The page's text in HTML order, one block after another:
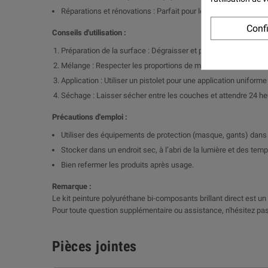
Réparations et rénovations : Parfait pour les retouches et le
Conseils d'utilisation :
Préparation de la surface : Dégraisser et poncer pour garantir
Mélange : Respecter les proportions de mélange entre la
Application : Utiliser un pistolet pour une application
Séchage : Laisser sécher entre les couches et attendre 24
Précautions d'emploi :
Utiliser des équipements de protection (masque, gants) dans
Stocker dans un endroit sec, à l’abri de la lumière et des
Bien refermer les produits après usage.
Remarque :
Le kit peinture polyuréthane bi-composants brillant direct est
Pour toute question supplémentaire ou assistance, n'hésitez
Pièces jointes